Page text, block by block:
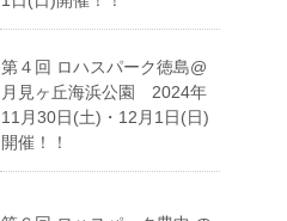
第４回 ロハスパーク徳島@
月見ヶ丘海浜公園 2024年
11月30日(土)・12月1日(日)
開催！！